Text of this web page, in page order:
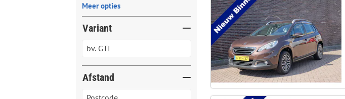
Meer opties
Variant
Afstand